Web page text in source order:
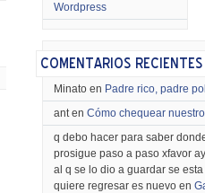
Wordpress
Minato en Padre rico, padre
ant en Cómo chequear
q debo hacer para saber
prosigue paso a paso xfavor
al q se lo dio a guardar se
quiere regresar es nuevo en